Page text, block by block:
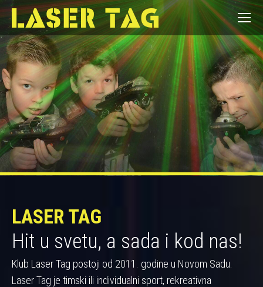
LASER TAG
Hit u svetu, a sada i kod nas!
Klub Laser Tag postoji od 2011. godine u Novom Sadu.
Laser Tag je timski ili individualni sport, rekreativna